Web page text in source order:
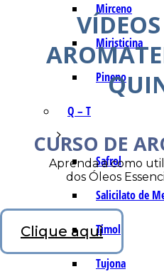
Mirceno
Miristicina
Pineno
Q – T
Safrol
Salicilato de
Timol
Tujona
CURSO DE
Aprenda a como
dos Óleos
Clique aqui